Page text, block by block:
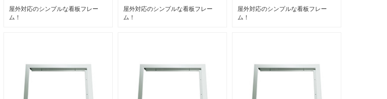
屋外対応のシンプルな看板フレー
ム！
屋外対応のシンプルな看板フレー
ム！
屋外対応のシンプルな看板フレー
ム！